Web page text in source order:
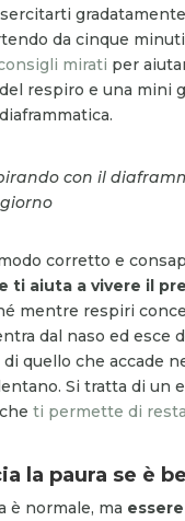
da cinque
mirati per
respiro e una mini
con il
corretto e
ti aiuta a vivere il
mentre respiri
dal naso ed esce
quello che accade
Si tratta di un
ti permette di
la paura se è
è normale, ma essere